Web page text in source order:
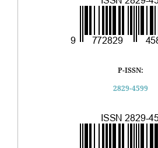
P-ISSN:
2829-4599